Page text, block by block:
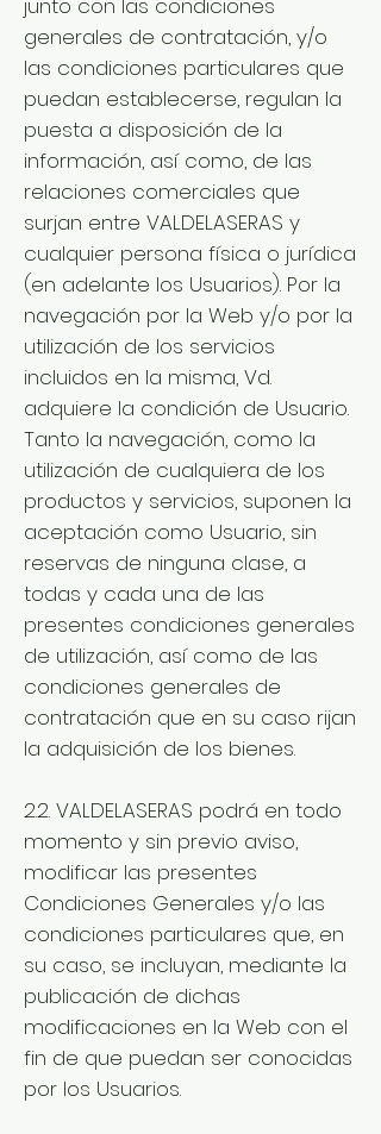
generales de contratación, y/o
las condiciones particulares que
puedan establecerse, regulan la
puesta a disposición de la
información, así como, de las
relaciones comerciales que
surjan entre VALDELASERAS y
cualquier persona física o jurídica
(en adelante los Usuarios). Por la
navegación por la Web y/o por la
utilización de los servicios
incluidos en la misma, Vd.
adquiere la condición de Usuario.
Tanto la navegación, como la
utilización de cualquiera de los
productos y servicios, suponen la
aceptación como Usuario, sin
reservas de ninguna clase, a
todas y cada una de las
presentes condiciones generales
de utilización, así como de las
condiciones generales de
contratación que en su caso rijan
la adquisición de los bienes.
2.2. VALDELASERAS podrá en todo
momento y sin previo aviso,
modificar las presentes
Condiciones Generales y/o las
condiciones particulares que, en
su caso, se incluyan, mediante la
publicación de dichas
modificaciones en la Web con el
fin de que puedan ser conocidas
por los Usuarios.